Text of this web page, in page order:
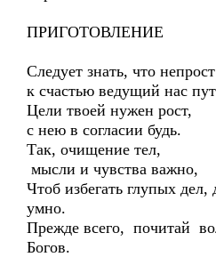
ПРИГОТОВЛЕНИЕ
Следует знать, что непрост
к счастью ведущий нас
Цели твоей нужен рост,
с нею в согласии будь.
Так, очищение тел,
мысли и чувства важно,
Чтоб избегать глупых дел,
умно.
Прежде всего, почитай
Богов.